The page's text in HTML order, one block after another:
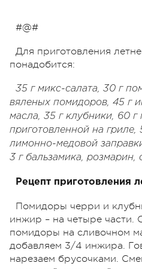
#@#
Для приготовления
понадобится:
35 г микс-салата, 30 г
вяленых помидоров, 45 г
масла, 35 г клубники, 60 г
приготовленной на гриле,
лимонно-медовой
3 г бальзамика, розмарин,
Рецепт приготовления
Помидоры черри и
инжир – на четыре части.
помидоры на сливочном
добавляем 3/4 инжира.
нарезаем брусочками.